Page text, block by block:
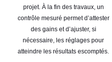
projet. À la fin des travaux, un
contrôle mesuré permet d’attester
des gains et d’ajuster, si
nécessaire, les réglages pour
atteindre les résultats escomptés.